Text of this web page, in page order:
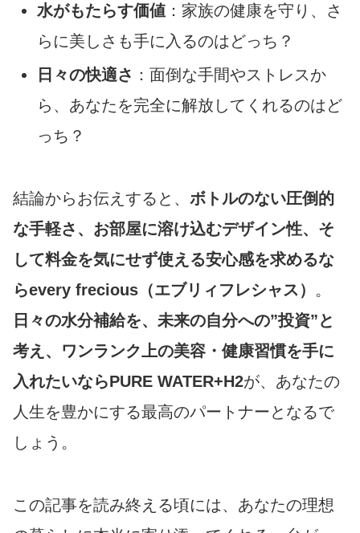
水がもたらす価値 ：家族の健康を守り、さ
らに美しさも手に入るのはどっち？
日々の快適さ ：面倒な手間やストレスか
ら、あなたを完全に解放してくれるのはど
っち？
結論からお伝えすると、 ボトルのない圧倒的
な手軽さ、お部屋に溶け込むデザイン性、そ
して料金を気にせず使える安心感を求めるな
らevery frecious（エブリィフレシャス） 。
日々の水分補給を、未来の自分への”投資”と
考え、ワンランク上の美容・健康習慣を手に
入れたいならPURE WATER+H2が、あなたの
人生を豊かにする最高のパートナーとなるで
しょう。
この記事を読み終える頃には、あなたの理想